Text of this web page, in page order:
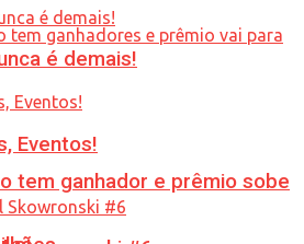
tem ganhador e prêmio sobe
é demais!
Eventos!